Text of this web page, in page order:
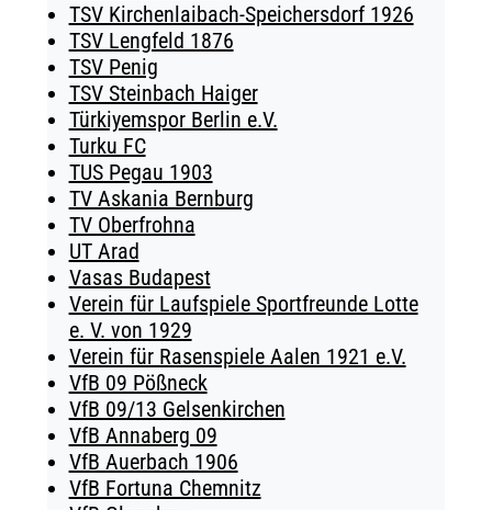
TSV Kirchenlaibach-Speichersdorf 1926
TSV Lengfeld 1876
TSV Penig
TSV Steinbach Haiger
Türkiyemspor Berlin e.V.
Turku FC
TUS Pegau 1903
TV Askania Bernburg
TV Oberfrohna
UT Arad
Vasas Budapest
Verein für Laufspiele Sportfreunde Lotte
e. V. von 1929
Verein für Rasenspiele Aalen 1921 e.V.
VfB 09 Pößneck
VfB 09/13 Gelsenkirchen
VfB Annaberg 09
VfB Auerbach 1906
VfB Fortuna Chemnitz